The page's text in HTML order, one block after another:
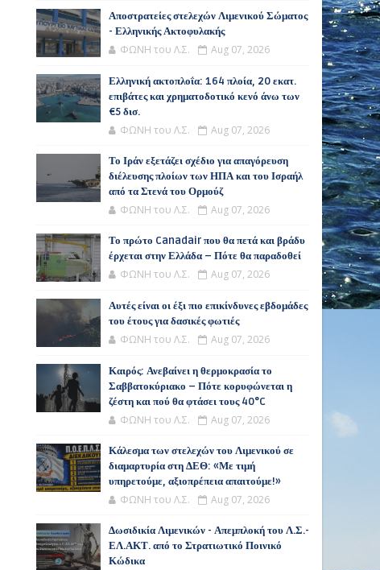
Αποστρατείες στελεχών Λιμενικού Σώματος
- Ελληνικής Ακτοφυλακής
ΦΩΝΗ του Λ.Σ. Aug 07, 2026
Ελληνική ακτοπλοΐα: 164 πλοία, 20 εκατ.
επιβάτες και χρηματοδοτικό κενό άνω των
€5 δισ.
ΦΩΝΗ του Λ.Σ. Aug 07, 2026
Το Ιράν εξετάζει σχέδιο για απαγόρευση
διέλευσης πλοίων των ΗΠΑ και του Ισραήλ
από τα Στενά του Ορμούζ
ΦΩΝΗ του Λ.Σ. Aug 07, 2026
Το πρώτο Canadair που θα πετά και βράδυ
έρχεται στην Ελλάδα – Πότε θα παραδοθεί
ΦΩΝΗ του Λ.Σ. Aug 07, 2026
Αυτές είναι οι έξι πιο επικίνδυνες εβδομάδες
του έτους για δασικές φωτιές
ΦΩΝΗ του Λ.Σ. Aug 07, 2026
Καιρός: Ανεβαίνει η θερμοκρασία το
Σαββατοκύριακο – Πότε κορυφώνεται η
ζέστη και πού θα φτάσει τους 40°C
ΦΩΝΗ του Λ.Σ. Aug 07, 2026
Κάλεσμα των στελεχών του Λιμενικού σε
διαμαρτυρία στη ΔΕΘ: «Με τιμή
υπηρετούμε, αξιοπρέπεια απαιτούμε!»
ΦΩΝΗ του Λ.Σ. Aug 07, 2026
Δωσιδικία Λιμενικών - Απεμπλοκή του Λ.Σ.-
ΕΛ.ΑΚΤ. από το Στρατιωτικό Ποινικό
Κώδικα